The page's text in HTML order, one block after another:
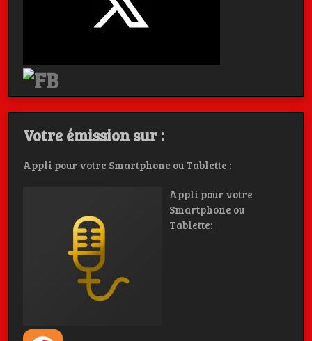
Votre émission sur :
Appli pour votre Smartphone ou Tablette :
Appli pour votre
Smartphone ou
Tablette: